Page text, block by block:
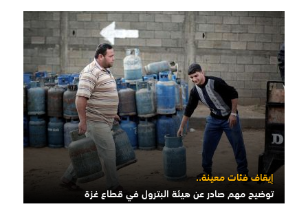
إيقاف فئات معينة..
توضيح مهم صادر عن هيئة البترول في قطاع غزة